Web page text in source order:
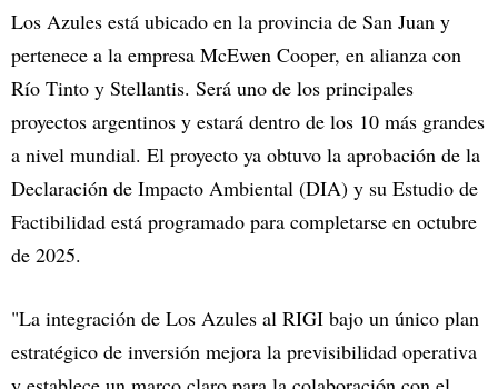
Los Azules está ubicado en la provincia de San Juan y
pertenece a la empresa McEwen Cooper, en alianza con
Río Tinto y Stellantis. Será uno de los principales
proyectos argentinos y estará dentro de los 10 más grandes
a nivel mundial. El proyecto ya obtuvo la aprobación de la
Declaración de Impacto Ambiental (DIA) y su Estudio de
Factibilidad está programado para completarse en octubre
de 2025.
"La integración de Los Azules al RIGI bajo un único plan
estratégico de inversión mejora la previsibilidad operativa